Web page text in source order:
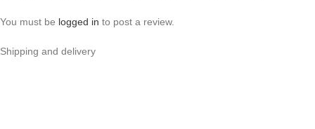
You must be logged in to post a review.
Shipping and delivery